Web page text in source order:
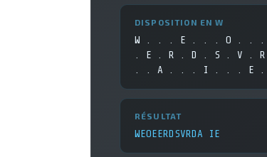
DISPOSITION EN W
W . . . E . . . O . . .
. E . R . D . S . V .
. . A . . . I . . . E .
RÉSULTAT
WEOEERDSVRDA IE